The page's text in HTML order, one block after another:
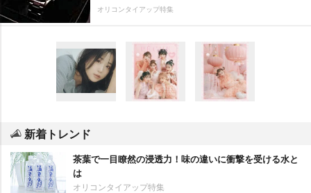
オリコンタイアップ特集
新着トレンド
茶葉で一目瞭然の浸透力！味の違いに衝撃を受ける水と
は
オリコンタイアップ特集